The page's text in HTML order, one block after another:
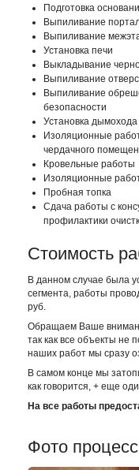
Подготовка
Выпиливание
Выпиливание
Установка печи
Выкладывание
Выпиливание
Выпиливание
безопасности
Установка дымохода
Изоляционные
чердачного
Кровельные работы
Изоляционные
Пробная топка
Сдача работы с
профилактики
Стоимость
В данном случае была
сегмента, работы
руб.
Обращаем Ваше
так как все объекты не
наших работ мы сразу
В самом конце мы
как говорится, + еще
На все работы
Фото